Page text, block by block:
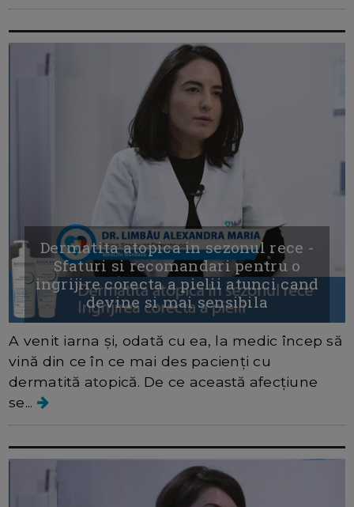
Dermatita atopica in sezonul rece -
Sfaturi si recomandari pentru o
ingrijire corecta a pielii atunci cand
devine si mai sensibila
A venit iarna și, odată cu ea, la medic încep să
vină din ce în ce mai des pacienți cu
dermatită atopică. De ce această afecțiune
se...